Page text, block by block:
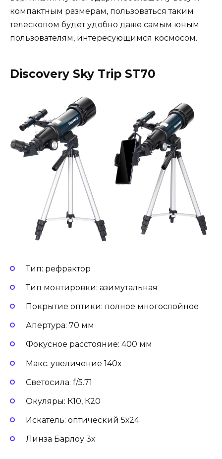
компактным размерам, пользоваться таким
телескопом будет удобно даже самым юным
пользователям, интересующимся космосом.
Discovery Sky Trip ST70
Тип: рефрактор
Тип монтировки: азимутальная
Покрытие оптики: полное многослойное
Апертура: 70 мм
Фокусное расстояние: 400 мм
Макс. увеличение 140х
Светосила: f/5.71
Окуляры: К10, К20
Искатель: оптический 5х24
Линза Барлоу 3х